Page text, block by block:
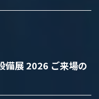
備展 2026 ご来場の